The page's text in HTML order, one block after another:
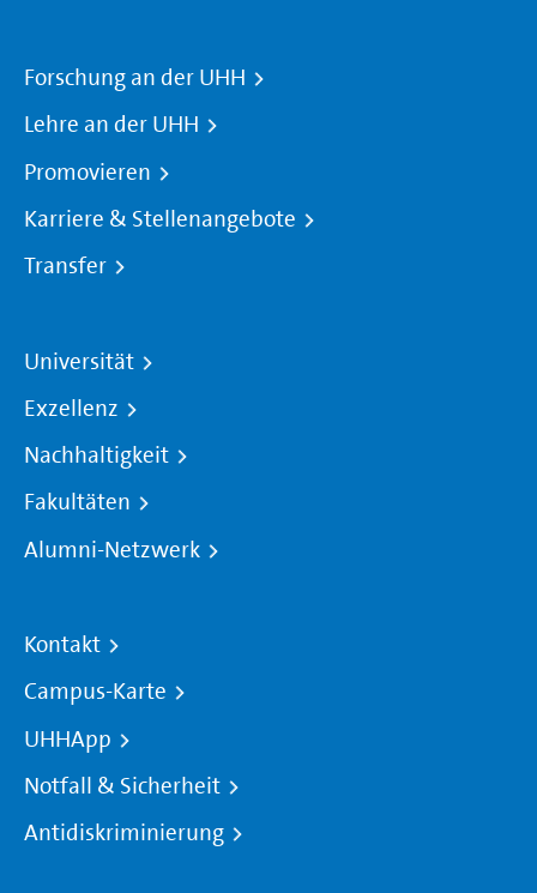
Forschung an der UHH
Lehre an der UHH
Promovieren
Karriere & Stellenangebote
Transfer
Universität
Exzellenz
Nachhaltigkeit
Fakultäten
Alumni-Netzwerk
Kontakt
Campus-Karte
UHHApp
Notfall & Sicherheit
Antidiskriminierung